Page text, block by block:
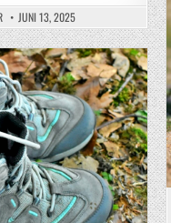
JUNI 13, 2025